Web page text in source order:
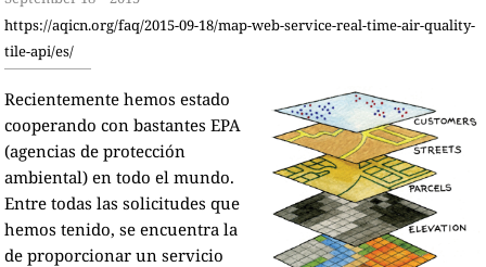
https://aqicn.org/faq/2015-09-18/map-web-service-real-time-air-quality-
tile-api/es/
Recientemente hemos estado
cooperando con bastantes EPA
(agencias de protección
ambiental) en todo el mundo.
Entre todas las solicitudes que
hemos tenido, se encuentra la
de proporcionar un servicio